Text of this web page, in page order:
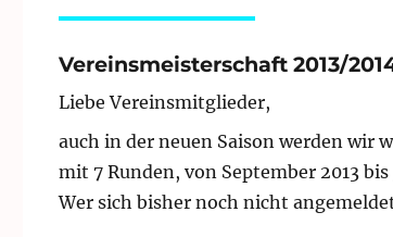
Straßenfest
Vereinsmeisterschaft 2013/
Liebe Vereinsmitglieder,
auch in der neuen Saison werden wir
mit 7 Runden, von September 2013 bis
Wer sich bisher noch nicht